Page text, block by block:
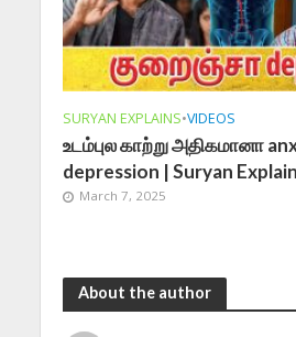
SURYAN EXPLAINS•VIDEOS
உடம்புல காற்று அதிகமானா
depression | Suryan
March 7, 2025
About the author